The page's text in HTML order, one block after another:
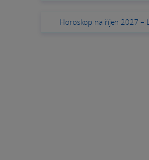
Horoskop na říjen 2027 –